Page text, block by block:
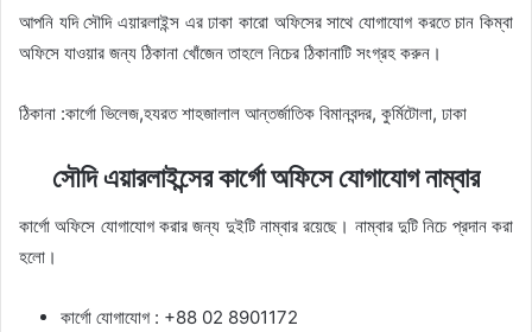
আপনি যদি সৌদি এয়ারলাইন্স এর ঢাকা কারো অফিসের সাথে যোগাযোগ করতে চান কিম্বা
অফিসে যাওয়ার জন্য ঠিকানা খোঁজেন তাহলে নিচের ঠিকানাটি সংগ্রহ করুন।
ঠিকানা :কার্গো ভিলেজ,হযরত শাহজালাল আন্তর্জাতিক বিমানবন্দর, কুর্মিটোলা, ঢাকা
সৌদি এয়ারলাইন্সের কার্গো অফিসে যোগাযোগ নাম্বার
কার্গো অফিসে যোগাযোগ করার জন্য দুইটি নাম্বার রয়েছে। নাম্বার দুটি নিচে প্রদান করা
হলো।
কার্গো যোগাযোগ : +88 02 8901172